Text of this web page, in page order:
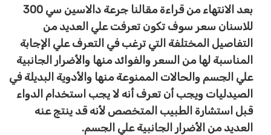
بعد الانتهاء من قراءة مقالنا جرعة دالاسين سي 300
للاسنان سعر سوف تكون تعرفت علي العديد من
التفاصيل المختلفة التي ترغب في التعرف علي الإجابة
المناسبة لها من السعر والفوائد منها والأضرار الجانبية
علي الجسم والحالات الممنوعة منها والأدوية البديلة في
الصيدليات ويجب أن تعرف أنه لا يجب استخدام الدواء
قبل استشارة الطبيب المتخصص لأنه قد ينتج عنه
العديد من الأضرار الجانبية علي الجسم.